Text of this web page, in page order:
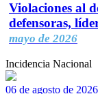
Violaciones al
defensoras,
mayo de 2026
Incidencia Nacional
06 de agosto de 2026